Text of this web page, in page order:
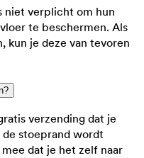
niet verplicht om hun
te beschermen. Als
kun je deze van tevoren
verzending dat je
stoeprand wordt
dat je het zelf naar